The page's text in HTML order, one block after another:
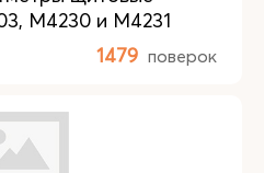
М4230 и М4231
1479 поверок